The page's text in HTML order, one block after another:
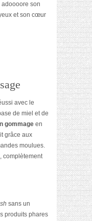
son
et son cœur
avec le
de miel et de
gommage en
grâce aux
moulues.
complètement
sans un
produits phares